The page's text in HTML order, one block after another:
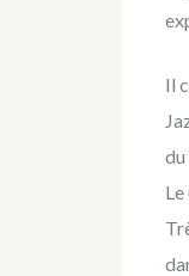
Il
du